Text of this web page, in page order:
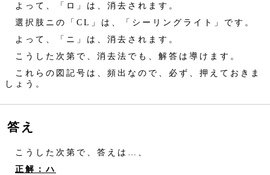
よって、「ロ」は、消去されます。
選択肢ニの「CL」は、「シーリングライト」です。
よって、「ニ」は、消去されます。
こうした次第で、消去法でも、解答は導けます。
これらの図記号は、頻出なので、必ず、押えておきま
しょう。
答え
こうした次第で、答えは…、
正解：ハ